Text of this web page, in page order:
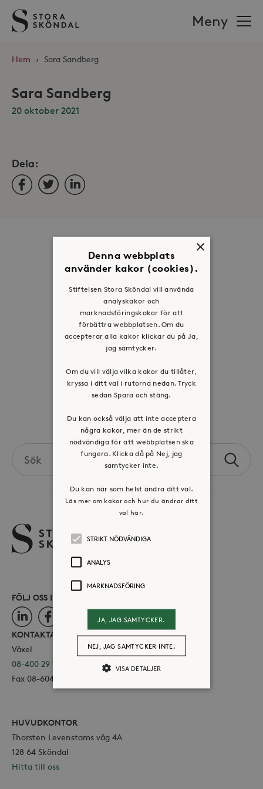
Stora
Sköndal
Meny
Hem › Sara Sandberg
Sara Sandberg
20 oktober 2021
Dela:
FacebookTwitterLinkedIn
Organisation
Tillgänglighetsredogörelse
Visselblåsartjänst
Press & mediakontakt
Volontär hos Stora Sköndal
the
Sök
FÖLJ OSS I SOCIALA MEDIER
LinkedInFacebook
KONTAKTA OSS
Växel
08-400 29 100
Fax 08-604 11 16
HUVUDKONTOR
Thorsten Levenstams väg 4A
128 64 Sköndal
Hitta till oss
×
Denna webbplats
använder kakor (cookies).
Stiftelsen Stora Sköndal vill använda
analyskakor och
marknadsföringskakor för att
förbättra webbplatsen. Om du
accepterar alla kakor klickar du på Ja,
jag samtycker.
Om du vill välja vilka kakor du tillåter,
kryssa i ditt val i rutorna nedan. Tryck
sedan Spara och stäng.
Du kan också välja att inte acceptera
några kakor, mer än de strikt
nödvändiga för att webbplatsen ska
fungera. Klicka då på Nej, jag
samtycker inte.
Du kan när som helst ändra ditt val.
Läs mer om kakor och hur du ändrar ditt
val här.
STRIKT NÖDVÄNDIGA
ANALYS
MARKNADSFÖRING
JA, JAG SAMTYCKER.
NEJ, JAG SAMTYCKER INTE.
VISA DETALJER